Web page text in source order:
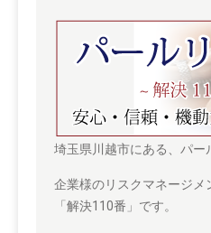
埼玉県川越市にある、パー
企業様のリスクマネージメ
「解決110番」です。